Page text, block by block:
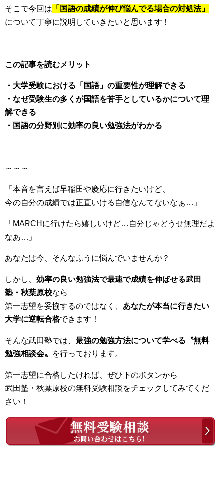
そこで今回は 「国語の成績が伸び悩んでる場合の対処法」
について丁寧に説明していきたいと思います！
この記事を読むメリット
・大学受験における「国語」の重要性が理解できる
・なぜ受験生の多くが国語を苦手としているかについて理
解できる
・国語の分野別に効率の良い勉強法がわかる
～～～
「本音を言えば早稲田や慶応に行きたいけど、
今の自分の成績では正直いける自信なんてないなぁ…」
「MARCHに行けたら嬉しいけど…自分じゃどうせ無理だよ
なあ…」
あなたは今、そんなふうに悩んでいませんか？
しかし、 効率の良い勉強法で最速で成績を伸ばせる武田
塾・秋葉原校なら
第一志望を妥協するのではなく、 あなたが本当に行きたい
大学に逆転合格できます！
そんな武田塾では、 最強の勉強方法について学べる〝無料
勉強相談会〟
を行っております。
第一志望に合格したければ、ぜひ下のボタンから
武田塾・秋葉原校の無料受験相談をチェックしてみてくだ
さい！